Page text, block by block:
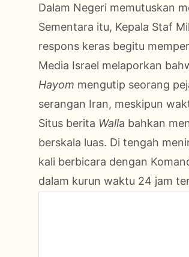
Dalam Negeri memutuskan
Sementara itu, Kepala Staf
respons keras begitu
Media Israel melaporkan
Hayom mengutip seorang
serangan Iran, meskipun
Situs berita Walla bahkan
berskala luas. Di tengah
kali berbicara dengan
dalam kurun waktu 24 jam